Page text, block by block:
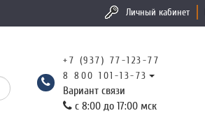
Личный кабинет
+7 (937) 77-123-77
8 800 101-13-73
Вариант связи
с 8:00 до 17:00 мск